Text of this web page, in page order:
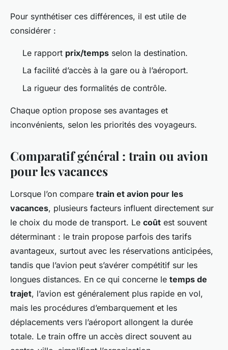
Pour synthétiser ces différences, il est utile de
considérer :
Le rapport prix/temps selon la destination.
La facilité d’accès à la gare ou à l’aéroport.
La rigueur des formalités de contrôle.
Chaque option propose ses avantages et
inconvénients, selon les priorités des voyageurs.
Comparatif général : train ou avion
pour les vacances
Lorsque l’on compare train et avion pour les
vacances, plusieurs facteurs influent directement sur
le choix du mode de transport. Le coût est souvent
déterminant : le train propose parfois des tarifs
avantageux, surtout avec les réservations anticipées,
tandis que l’avion peut s’avérer compétitif sur les
longues distances. En ce qui concerne le temps de
trajet, l’avion est généralement plus rapide en vol,
mais les procédures d’embarquement et les
déplacements vers l’aéroport allongent la durée
totale. Le train offre un accès direct souvent au